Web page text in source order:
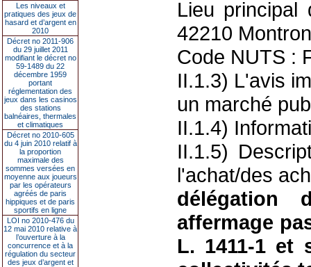
Les niveaux et
pratiques des jeux de
hasard et d’argent en
2010
Décret no 2011-906
du 29 juillet 2011
modifiant le décret no
59-1489 du 22
décembre 1959
portant
réglementation des
jeux dans les casinos
des stations
balnéaires, thermales
et climatiques
Décret no 2010-605
du 4 juin 2010 relatif à
la proportion
maximale des
sommes versées en
moyenne aux joueurs
par les opérateurs
agréés de paris
hippiques et de paris
sportifs en ligne
LOI no 2010-476 du
12 mai 2010 relative à
l’ouverture à la
concurrence et à la
régulation du secteur
des jeux d’argent et
Lieu
42210
Code NUTS :
II.1.3) L'avis
un marché
II.1.4)
II.1.5)
l'achat/des
délégation
affermage
L. 1411-1 et